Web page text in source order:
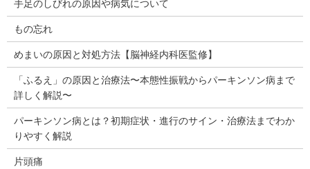
手足のしびれの原因や病気について
もの忘れ
めまいの原因と対処方法【脳神経内科医監修】
「ふるえ」の原因と治療法〜本態性振戦からパーキンソン病まで
詳しく解説〜
パーキンソン病とは？初期症状・進行のサイン・治療法までわか
りやすく解説
片頭痛